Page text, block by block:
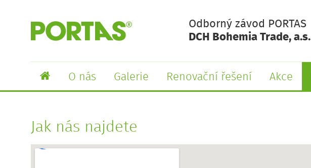
Odborný závod PORTAS
DCH Bohemia Trade, a.s.
O nás Galerie Renovační řešení Akce
Jak nás najdete